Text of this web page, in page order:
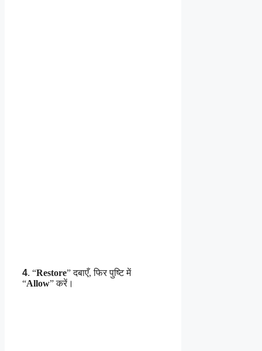
4. “Restore” दबाएँ, फिर पुष्टि में
“Allow” करें।